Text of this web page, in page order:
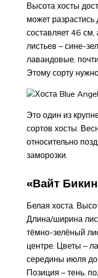
Высота хосты
может
составляет 46
листьев – сине-
лавандовые,
Этому сорту
Хоста Blue Angel
Это один из
сортов хосты.
относительно
заморозки.
«Вайт
Белая хоста.
Длина/ширина
тёмно-зелёный
центре. Цветы –
середины июля до
Позиция – тень,